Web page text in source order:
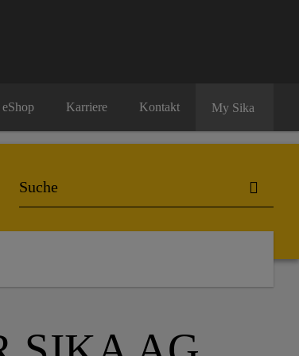
eShop Karriere Kontakt My Sika